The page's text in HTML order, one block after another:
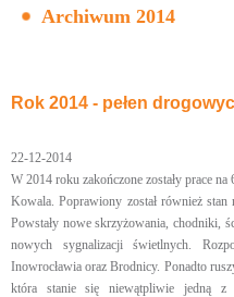
Archiwum 2014
Rok 2014 - pełen
22-12-2014
W 2014 roku zakończone zostały prace
Kowala. Poprawiony został również
Powstały nowe skrzyżowania, chodniki,
nowych sygnalizacji świetlnych.
Inowrocławia oraz Brodnicy. Ponadto
która stanie się niewątpliwie jedną z